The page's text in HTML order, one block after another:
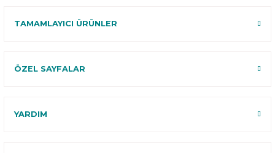
TAMAMLAYICI ÜRÜNLER
ÖZEL SAYFALAR
YARDIM